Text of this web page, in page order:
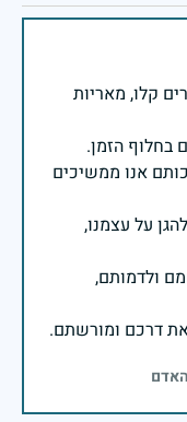
קלו, מאריות
אנו ממשיכים
על עצמנו,
ולדמותם,
דרכם ומורשתם.